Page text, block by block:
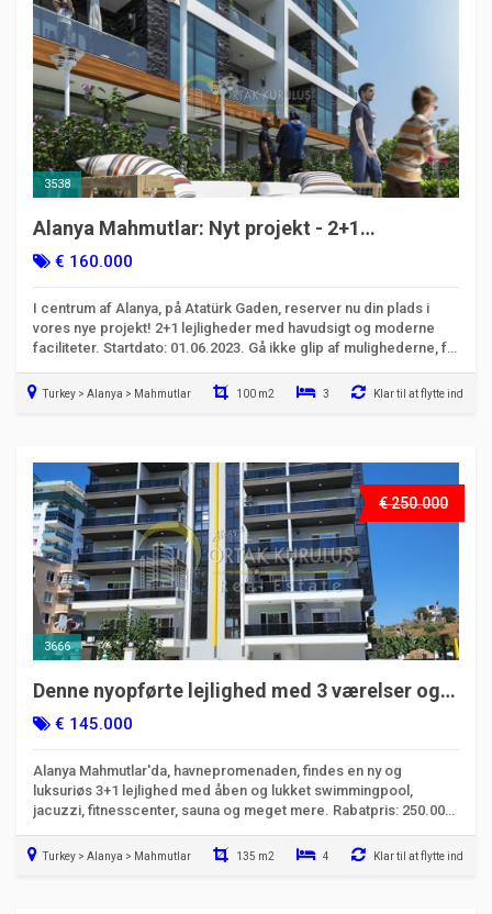
3538
Alanya Mahmutlar: Nyt projekt - 2+1
lejligheder med havudsigt - Kode 3538
€ 160.000
I centrum af Alanya, på Atatürk Gaden, reserver nu din plads i
vores nye projekt! 2+1 lejligheder med havudsigt og moderne
faciliteter. Startdato: 01.06.2023. Gå ikke glip af mulighederne, få
Turkey > Alanya > Mahmutlar 100 m2 3 Klar til at flytte ind
€ 250.000
3666
Denne nyopførte lejlighed med 3 værelser og 1
stue beliggende i Mahmutlar, lige ud til havet,
statsborgerskab.
€ 145.000
Alanya Mahmutlar'da, havnepromenaden, findes en ny og
luksuriøs 3+1 lejlighed med åben og lukket swimmingpool,
jacuzzi, fitnesscenter, sauna og meget mere. Rabatpris: 250.000
Turkey > Alanya > Mahmutlar 135 m2 4 Klar til at flytte ind